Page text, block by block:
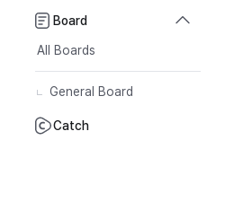
Board
All Boards
General Board
Catch